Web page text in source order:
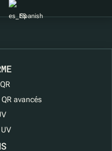
avancés
Spanish
POUR LES PETITES